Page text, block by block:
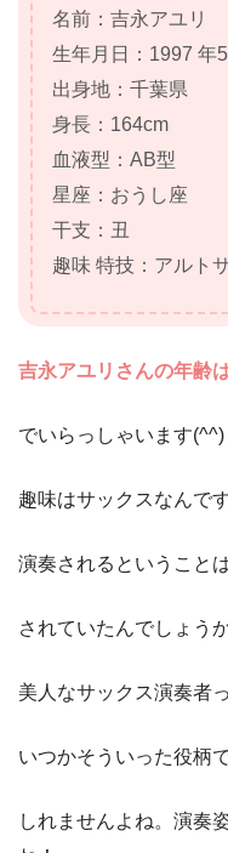
名前：吉永アユリ
生年月日：1997 年
出身地：千葉県
身長：164cm
血液型：AB型
星座：おうし座
干支：丑
趣味 特技：アルト
吉永アユリさんの年齢
でいらっしゃいます(^^)
趣味はサックスなんで
演奏されるということ
されていたんでしょう
美人なサックス演奏者
いつかそういった役柄
しれませんよね。演奏